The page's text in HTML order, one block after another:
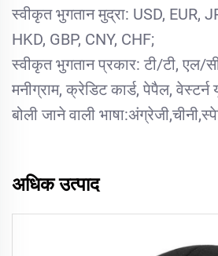
स्वीकृत भुगतान मुद्रा: USD, EUR,
HKD, GBP, CNY, CHF;
स्वीकृत भुगतान प्रकार: टी/टी, एल/
मनीग्राम, क्रेडिट कार्ड, पेपैल,
बोली जाने वाली
अधिक उत्पाद